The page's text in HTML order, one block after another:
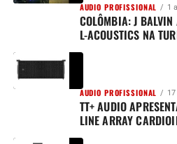
AUDIO PROFISSIONAL 1
COLÔMBIA: J BALVIN
L-ACOUSTICS NA
AUDIO PROFISSIONAL
TT+ AUDIO
LINE ARRAY